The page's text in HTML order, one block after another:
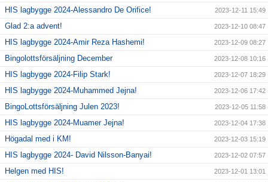
HIS lagbygge 2024-Alessandro De Orifice! 2023-12-11 15:49
Glad 2:a advent! 2023-12-10 08:47
HIS lagbygge 2024-Amir Reza Hashemi! 2023-12-09 08:27
Bingolottsförsäljning December 2023-12-08 10:16
HIS lagbygge 2024-Filip Stark! 2023-12-07 18:29
HIS lagbygge 2024-Muhammed Jejna! 2023-12-06 17:42
BingoLottsförsäljning Julen 2023! 2023-12-05 11:58
HIS lagbygge 2024-Muamer Jejna! 2023-12-04 17:38
Högadal med i KM! 2023-12-03 15:19
HIS lagbygge 2024- David Nilsson-Banyai! 2023-12-02 07:57
Helgen med HIS! 2023-12-01 13:01